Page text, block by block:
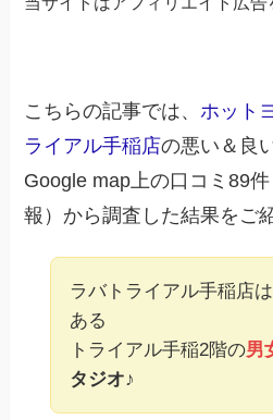
こちらの記事では、ホット
ライアル手稲店の悪い＆良
Google map上の口コミ89
報）から調査した結果をご
ラバトライアル手稲店は
ある
トライアル手稲2階の男
タジオ♪